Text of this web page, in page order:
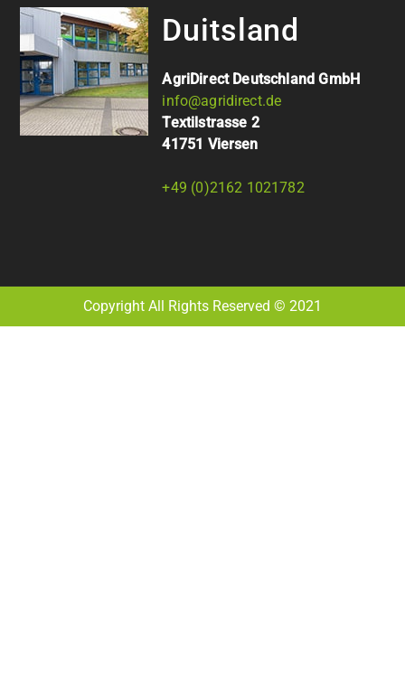
Duitsland
AgriDirect Deutschland GmbH
info@agridirect.de
Textilstrasse 2
41751 Viersen
+49 (0)2162 1021782
Copyright All Rights Reserved © 2021